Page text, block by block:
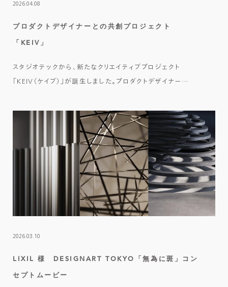
2026.04.08
プロダクトデザイナーとの共創プロジェクト
「KEIV」
スタジオテックから、新たなクリエイティブプロジェクト
「KEIV（ケイブ）」が誕生しました。プロダクトデザイナー…
2026.03.10
LIXIL 様 DESIGNART TOKYO「無為に斑」コン
セプトムービー